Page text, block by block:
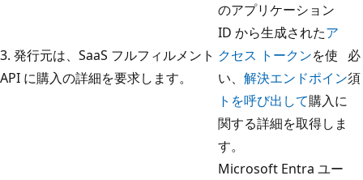
3. 発行元は、SaaS フルフィルメント
API に購入の詳細を要求します。
のアプリケーション
ID から生成されたア
クセス トークンを使
い、 解決エンドポイン
トを呼び出して購入に
関する詳細を取得しま
す。
必
須
Microsoft Entra ユー